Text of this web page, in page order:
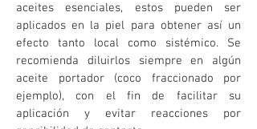
aceites esenciales, estos pueden ser
aplicados en la piel para obtener así un
efecto tanto local como sistémico. Se
recomienda diluirlos siempre en algún
aceite portador (coco fraccionado por
ejemplo), con el fin de facilitar su
aplicación y evitar reacciones por